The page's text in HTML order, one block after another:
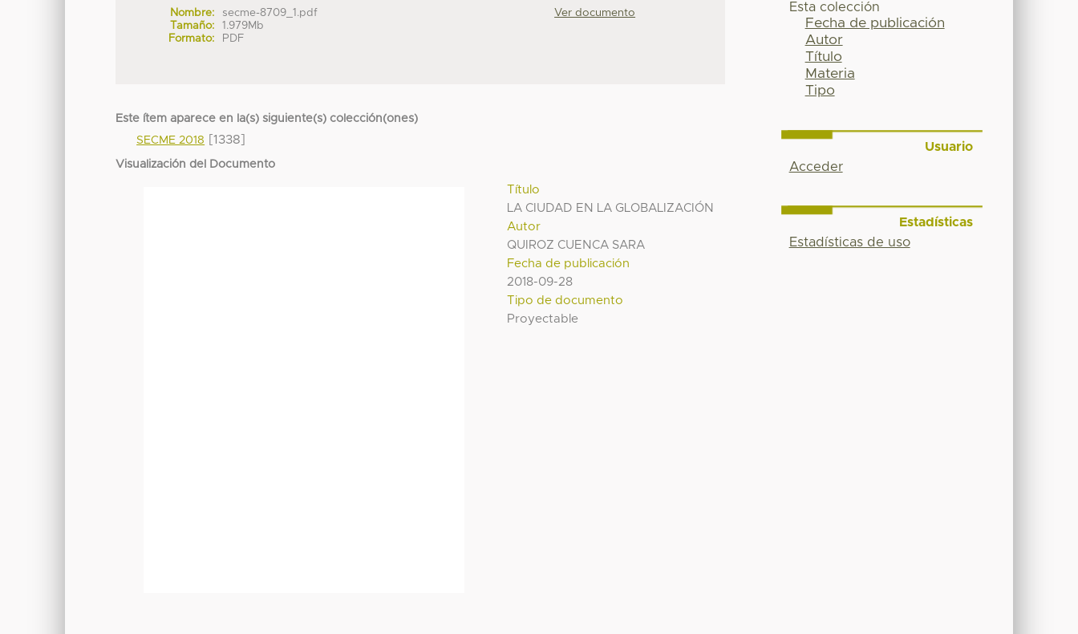
Nombre:
secme-8709_1.pdf
Tamaño:
1.979Mb
Formato:
PDF
Ver documento
Este ítem aparece en la(s) siguiente(s) colección(ones)
SECME 2018
[1338]
Visualización del Documento
Título
LA CIUDAD EN LA GLOBALIZACIÓN
Autor
QUIROZ CUENCA SARA
Fecha de publicación
2018-09-28
Tipo de documento
Proyectable
Esta colección
Fecha de publicación
Autor
Título
Materia
Tipo
Usuario
Acceder
Estadísticas
Estadísticas de uso